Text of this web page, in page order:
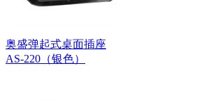
奥盛弹起式桌面插座
AS-220（银色）